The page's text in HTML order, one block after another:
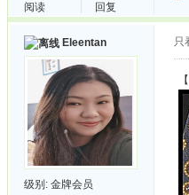
阅读
回复
Eleentan
级别: 金牌会员
只